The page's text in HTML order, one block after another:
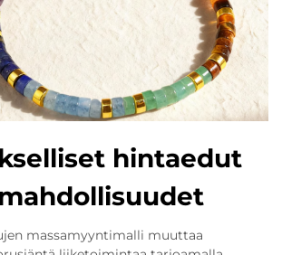
hintaedut
massamyyntimalli muuttaa